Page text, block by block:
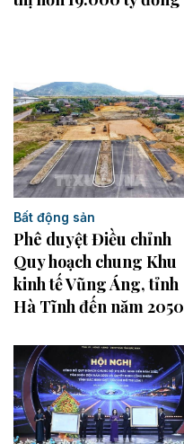
Bất động sản
Phê duyệt Điều chỉnh
Quy hoạch chung Khu
kinh tế Vũng Áng, tỉnh
Hà Tĩnh đến năm 2050